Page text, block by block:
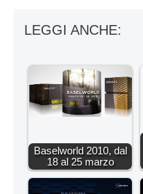
LEGGI ANCHE:
Baselworld 2010, dal
18 al 25 marzo